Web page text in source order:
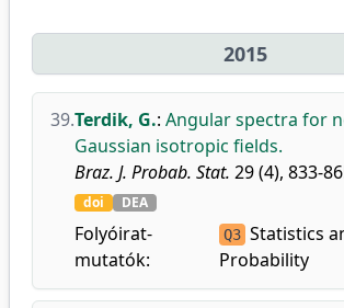
2015
39.Terdik, G.: Angular spectra for
Gaussian isotropic fields.
Braz. J. Probab. Stat. 29 (4), 833-
doi DEA
Folyóirat-
mutatók:
Q3 Statistics
Probability